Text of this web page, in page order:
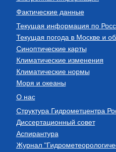
Фактические данные
Текущая информация по
Текущая погода в Москве и
Синоптические карты
Климатические изменения
Климатические нормы
Моря и океаны
О нас
Структура Гидрометцентра
Диссертационный совет
Аспирантура
Журнал